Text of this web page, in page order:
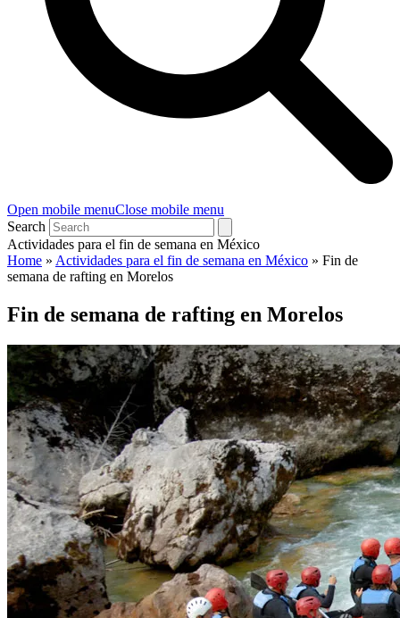
Open mobile menuClose mobile menu
Search
Actividades para el fin de semana en México
Home » Actividades para el fin de semana en México » Fin de
semana de rafting en Morelos
Fin de semana de rafting en Morelos